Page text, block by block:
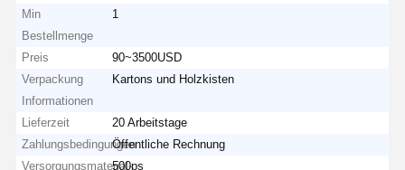
Min
Bestellmenge
1
Preis
90~3500USD
Verpackung
Informationen
Kartons und Holzkisten
Lieferzeit
20 Arbeitstage
ZahlungsbedingungenÖffentliche Rechnung
Versorgungsmaterial-
500ps